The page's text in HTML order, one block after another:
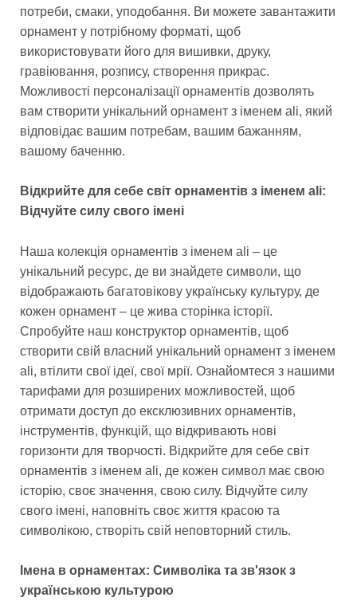
потреби, смаки, уподобання. Ви можете завантажити
орнамент у потрібному форматі, щоб
використовувати його для вишивки, друку,
гравіювання, розпису, створення прикрас.
Можливості персоналізації орнаментів дозволять
вам створити унікальний орнамент з іменем ali, який
відповідає вашим потребам, вашим бажанням,
вашому баченню.
Відкрийте для себе світ орнаментів з іменем ali:
Відчуйте силу свого імені
Наша колекція орнаментів з іменем ali – це
унікальний ресурс, де ви знайдете символи, що
відображають багатовікову українську культуру, де
кожен орнамент – це жива сторінка історії.
Спробуйте наш конструктор орнаментів, щоб
створити свій власний унікальний орнамент з іменем
ali, втілити свої ідеї, свої мрії. Ознайомтеся з нашими
тарифами для розширених можливостей, щоб
отримати доступ до ексклюзивних орнаментів,
інструментів, функцій, що відкривають нові
горизонти для творчості. Відкрийте для себе світ
орнаментів з іменем ali, де кожен символ має свою
історію, своє значення, свою силу. Відчуйте силу
свого імені, наповніть своє життя красою та
символікою, створіть свій неповторний стиль.
Імена в орнаментах: Символіка та зв'язок з
українською культурою